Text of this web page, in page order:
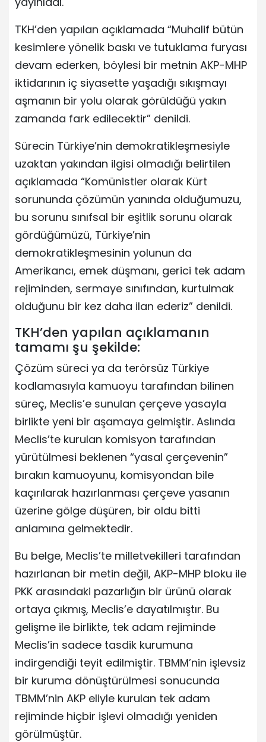
TKH’den yapılan açıklamada “Muhalif bütün
kesimlere yönelik baskı ve tutuklama furyası
devam ederken, böylesi bir metnin AKP-MHP
iktidarının iç siyasette yaşadığı sıkışmayı
aşmanın bir yolu olarak görüldüğü yakın
zamanda fark edilecektir” denildi.
Sürecin Türkiye’nin demokratikleşmesiyle
uzaktan yakından ilgisi olmadığı belirtilen
açıklamada “Komünistler olarak Kürt
sorununda çözümün yanında olduğumuzu,
bu sorunu sınıfsal bir eşitlik sorunu olarak
gördüğümüzü, Türkiye’nin
demokratikleşmesinin yolunun da
Amerikancı, emek düşmanı, gerici tek adam
rejiminden, sermaye sınıfından, kurtulmak
olduğunu bir kez daha ilan ederiz” denildi.
TKH’den yapılan açıklamanın
tamamı şu şekilde:
Çözüm süreci ya da terörsüz Türkiye
kodlamasıyla kamuoyu tarafından bilinen
süreç, Meclis’e sunulan çerçeve yasayla
birlikte yeni bir aşamaya gelmiştir. Aslında
Meclis’te kurulan komisyon tarafından
yürütülmesi beklenen “yasal çerçevenin”
bırakın kamuoyunu, komisyondan bile
kaçırılarak hazırlanması çerçeve yasanın
üzerine gölge düşüren, bir oldu bitti
anlamına gelmektedir.
Bu belge, Meclis’te milletvekilleri tarafından
hazırlanan bir metin değil, AKP-MHP bloku ile
PKK arasındaki pazarlığın bir ürünü olarak
ortaya çıkmış, Meclis’e dayatılmıştır. Bu
gelişme ile birlikte, tek adam rejiminde
Meclis’in sadece tasdik kurumuna
indirgendiği teyit edilmiştir. TBMM’nin işlevsiz
bir kuruma dönüştürülmesi sonucunda
TBMM’nin AKP eliyle kurulan tek adam
rejiminde hiçbir işlevi olmadığı yeniden
görülmüştür.